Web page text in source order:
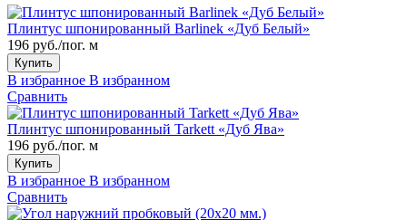
Плинтус шпонированный Barlinek «Дуб Белый»
196 руб./пог. м
Купить
В избранное В избранном
Сравнить
Плинтус шпонированный Tarkett «Дуб Ява»
196 руб./пог. м
Купить
В избранное В избранном
Сравнить